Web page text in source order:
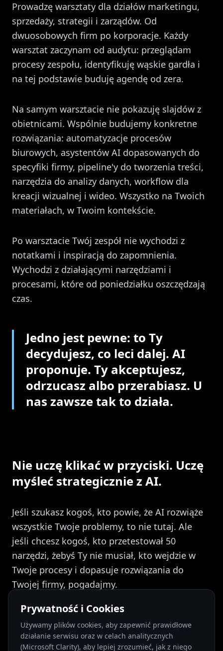
Prowadzę warsztaty dla działów marketingu,
sprzedaży, strategii i zarządów. Od
dwuosobowych firm po korporacje. Każdy
warsztat zaczynam od audytu: przeglądam
procesy zespołu, identyfikuję wąskie gardła i
na tej podstawie buduję agendę od zera.
Na samym warsztacie nie pokazuję slajdów z
obietnicami. Wspólnie budujemy konkretne
rozwiązania: automatyzacje procesów
biurowych, asystentów AI dopasowanych do
specyfiki firmy, pipeline'y do tworzenia treści,
narzędzia do analizy danych, workflow dla
kreacji wizualnej i wideo. Wszystko na Twoich
materiałach, w Twoim kontekście.
Po warsztacie Twój zespół nie wychodzi z
notatkami i inspiracją do zapomnienia.
Wychodzi z działającymi narzędziami i
procesami, które od poniedziałku oszczędzają
czas.
Jedno jest pewne: to Ty
decydujesz, co leci dalej. AI
proponuje. Ty akceptujesz,
odrzucasz albo przerabiasz. U
nas zawsze tak to działa.
Nie uczę klikać w przyciski. Uczę
myśleć strategicznie z AI.
Jeśli szukasz kogoś, kto powie, że AI rozwiąże
wszystkie Twoje problemy, to nie tutaj. Ale
jeśli chcesz kogoś, kto przetestował 50
narzędzi, żebyś Ty nie musiał, kto wejdzie w
Twoje procesy i dopasuje rozwiązania do
Twojej firmy, pogadajmy.
Prywatność i Cookies
Używamy plików cookies, aby zapewnić prawidłowe
działanie serwisu oraz w celach analitycznych
(Microsoft Clarity), aby lepiej zrozumieć, jak z niego